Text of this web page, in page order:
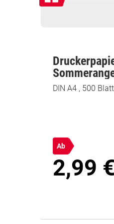
DIN A4 , 500 Blatt
Ab
2,99 €